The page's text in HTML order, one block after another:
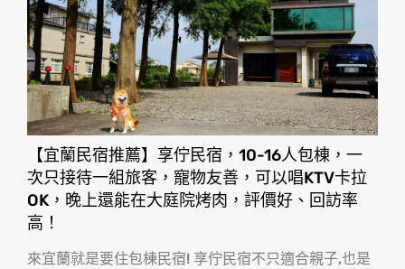
【宜蘭民宿推薦】享佇民宿，10-16人包棟，一
次只接待一組旅客，寵物友善，可以唱KTV卡拉
OK，晚上還能在大庭院烤肉，評價好、回訪率
高！
來宜蘭就是要住包棟民宿! 享佇民宿不只適合親子,也是